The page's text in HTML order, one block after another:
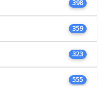
398
359
323
555